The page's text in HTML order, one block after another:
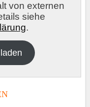
von externen
siehe
.